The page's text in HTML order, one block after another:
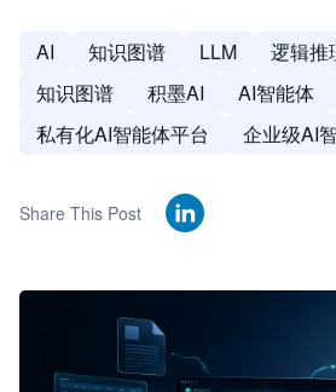
AI 知识图谱 LLM 逻辑推
知识图谱
积墨AI AI智能体
私有化AI智能体平台
企业级AI
Share This Post